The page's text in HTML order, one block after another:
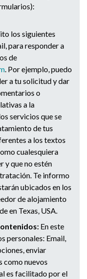
los siguientes
para responder a
de
. Por ejemplo, puedo
a tu solicitud y dar
o
a la
servicios que se
de tus
a los textos
cualesquiera
y que no estén
Te informo
ubicados en los
de alojamiento
en Texas, USA.
En este
personales: Email,
enviar
como nuevos
es facilitado por el